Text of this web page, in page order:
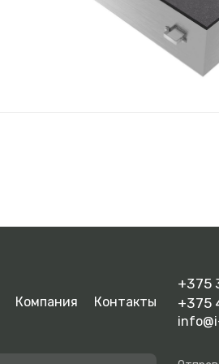
Компания Контакты
+375
+375
Отправить